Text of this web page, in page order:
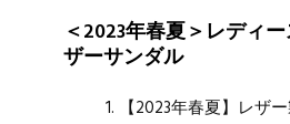
＜2023年春夏＞レディ
ザーサンダル
【2023年春夏】レザ